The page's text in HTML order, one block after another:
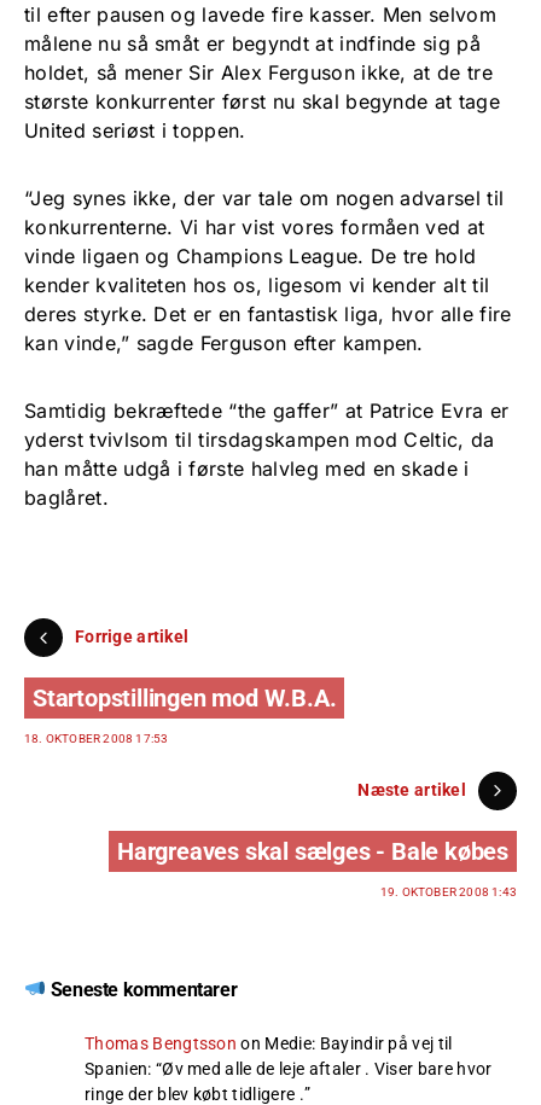
til efter pausen og lavede fire kasser. Men selvom
målene nu så småt er begyndt at indfinde sig på
holdet, så mener Sir Alex Ferguson ikke, at de tre
største konkurrenter først nu skal begynde at tage
United seriøst i toppen.
“Jeg synes ikke, der var tale om nogen advarsel til
konkurrenterne. Vi har vist vores formåen ved at
vinde ligaen og Champions League. De tre hold
kender kvaliteten hos os, ligesom vi kender alt til
deres styrke. Det er en fantastisk liga, hvor alle fire
kan vinde,” sagde Ferguson efter kampen.
Samtidig bekræftede “the gaffer” at Patrice Evra er
yderst tvivlsom til tirsdagskampen mod Celtic, da
han måtte udgå i første halvleg med en skade i
baglåret.
Forrige artikel
Startopstillingen mod W.B.A.
18. OKTOBER 2008 17:53
Næste artikel
Hargreaves skal sælges - Bale købes
19. OKTOBER 2008 1:43
Seneste kommentarer
Thomas Bengtsson on Medie: Bayindir på vej til
Spanien: “Øv med alle de leje aftaler . Viser bare hvor
ringe der blev købt tidligere .”